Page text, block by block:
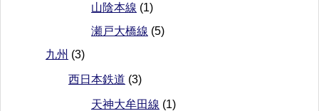
山陰本線 (1)
瀬戸大橋線 (5)
九州 (3)
西日本鉄道 (3)
天神大牟田線 (1)